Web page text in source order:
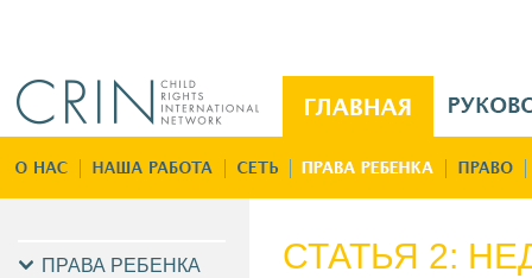
n
M
n
л
СТАТЬЯ 2:
ПРАВА РЕБЕНКА